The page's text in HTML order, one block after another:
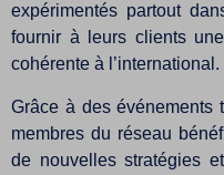
expérimentés partout
fournir à leurs clients
cohérente à l’international.
Grâce à des
membres du réseau
de nouvelles stratégies